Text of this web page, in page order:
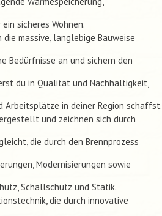
sicheres Wohnen.
massive, langlebige Bauweise
Bedürfnisse an und sichern den
du in Qualität und Nachhaltigkeit,
in deiner Region schaffst.
und zeichnen sich durch
die durch den Brennprozess
Modernisierungen sowie
Schallschutz und Statik.
die durch innovative